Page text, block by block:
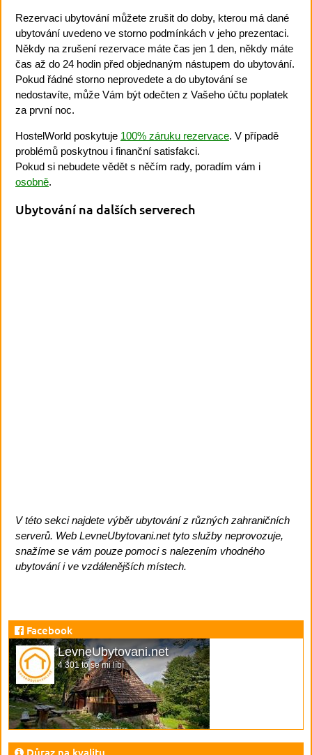
Rezervaci ubytování můžete zrušit do doby, kterou má dané
ubytování uvedeno ve storno podmínkách v jeho prezentaci.
Někdy na zrušení rezervace máte čas jen 1 den, někdy máte
čas až do 24 hodin před objednaným nástupem do ubytování.
Pokud řádné storno neprovedete a do ubytování se
nedostavíte, může Vám být odečten z Vašeho účtu poplatek
za první noc.
HostelWorld poskytuje 100% záruku rezervace. V případě
problémů poskytnou i finanční satisfakci.
Pokud si nebudete vědět s něčím rady, poradím vám i
osobně.
Ubytování na dalších serverech
V této sekci najdete výběr ubytování z různých zahraničních
serverů. Web LevneUbytovani.net tyto služby neprovozuje,
snažíme se vám pouze pomoci s nalezením vhodného
ubytování i ve vzdálenějších místech.
Facebook
LevneUbytovani.net
4 301 to se mi líbí
Důraz na kvalitu